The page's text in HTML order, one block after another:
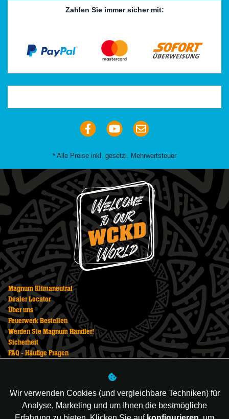
Wir verwenden Cookies (und vergleichbare Techniken) für
Analyse, Marketing und um Ihnen die bestmögliche
Zahlen Sie immer sicher mit:
* Alle Preise inkl. gesetzl. Mehrwertsteuer
Magnum Klimaneutral
Dealer Locator
Über uns
Feuerwerk Bestellen
Werden Sie Magnum Händler!
Sicherheit
FAQ - Häufige Fragen
Feuerwerk Kaufen
Newsletter